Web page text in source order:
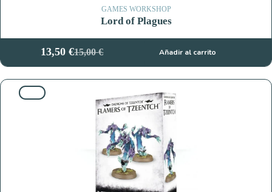
GAMES WORKSHOP
Lord of Plagues
15,00€
El
precio
original
15,00 €.
13,50€El
precio
actual
13,50 €.
Añadir al carrito